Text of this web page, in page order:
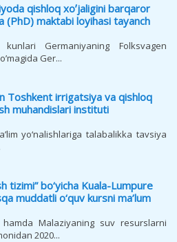
qishloq xoʼjaligini barqaror
maktabi loyihasi tayanch
Germaniyaning Folksvagen
Ger...
Toshkent irrigatsiya va qishloq
muhandislari instituti
yo‘nalishlariga talabalikka tavsiya
tizimi” bo‘yicha Kuala-Lumpure
muddatli o‘quv kursni ma’lum
hamda Malaziyaning suv resurslarni
2020...